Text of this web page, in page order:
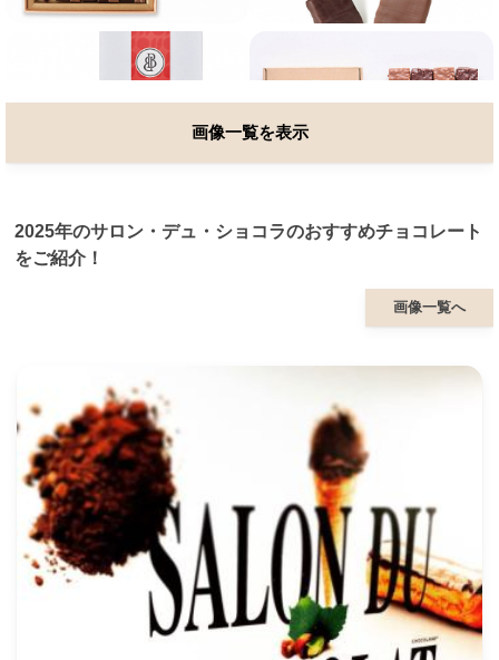
画像一覧を表示
2025年のサロン・デュ・ショコラのおすすめチョコレート
をご紹介！
画像一覧へ